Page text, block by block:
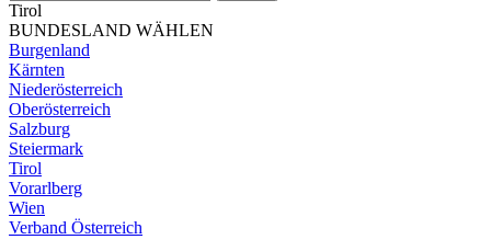
Tirol
BUNDESLAND WÄHLEN
Burgenland
Kärnten
Niederösterreich
Oberösterreich
Salzburg
Steiermark
Tirol
Vorarlberg
Wien
Verband Österreich